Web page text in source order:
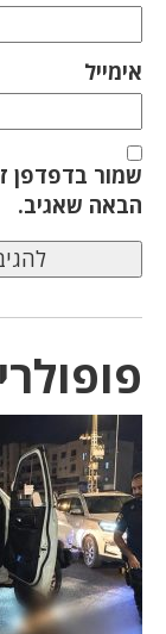
אימייל
שמור בדפדפן
הבאה שאגיב.
פופולרי